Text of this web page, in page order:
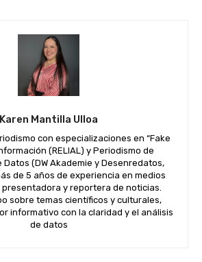
Karen Mantilla Ulloa
con especializaciones en “Fake
(RELIAL) y Periodismo de
Datos (DW Akademie y Desenredatos,
de 5 años de experiencia en medios
y reportera de noticias.
sobre temas científicos y culturales,
informativo con la claridad y el análisis
de datos